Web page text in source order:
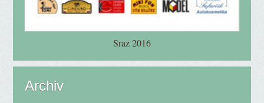
Sraz 2016
Archiv